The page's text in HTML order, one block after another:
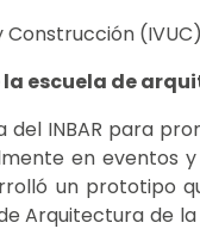
escuela de
INBAR para
en eventos y
un prototipo
Arquitectura de la